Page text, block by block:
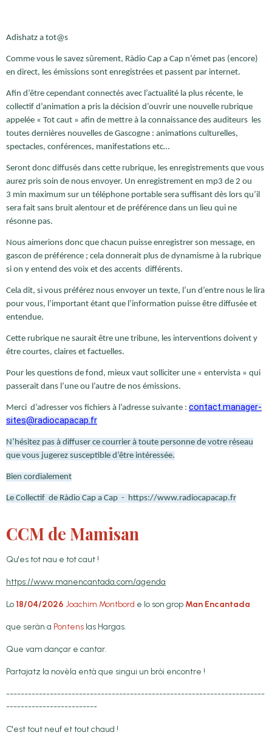
Adishatz a tot@s
Comme vous le savez sûrement, Ràdio Cap a Cap n’émet pas (encore)
en direct, les émissions sont enregistrées et passent par internet.
Afin d’être cependant connectés avec l’actualité la plus récente, le
collectif d’animation a pris la décision d’ouvrir une nouvelle rubrique
appelée « Tot caut » afin de mettre à la connaissance des auditeurs les
toutes dernières nouvelles de Gascogne : animations culturelles,
spectacles, conférences, manifestations etc…
Seront donc diffusés dans cette rubrique, les enregistrements que vous
aurez pris soin de nous envoyer. Un enregistrement en mp3 de 2 ou
3 min maximum sur un téléphone portable sera suffisant dès lors qu’il
sera fait sans bruit alentour et de préférence dans un lieu qui ne
résonne pas.
Nous aimerions donc que chacun puisse enregistrer son message, en
gascon de préférence ; cela donnerait plus de dynamisme à la rubrique
si on y entend des voix et des accents différents.
Cela dit, si vous préférez nous envoyer un texte, l’un d’entre nous le lira
pour vous, l’important étant que l’information puisse être diffusée et
entendue.
Cette rubrique ne saurait être une tribune, les interventions doivent y
être courtes, claires et factuelles.
Pour les questions de fond, mieux vaut solliciter une « entervista » qui
passerait dans l’une ou l’autre de nos émissions.
Merci d’adresser vos fichiers à l’adresse suivante : contact.manager-
sites@radiocapacap.fr
N’hésitez pas à diffuser ce courrier à toute personne de votre réseau
que vous jugerez susceptible d’être intéressée.
Bien cordialement
Le Collectif de Ràdio Cap a Cap - https://www.radiocapacap.fr
CCM de Mamisan
Qu'es tot nau e tot caut !
https://www.manencantada.com/agenda
Lo 18/04/2026 Joachim Montbord e lo son grop Man Encantada
que seràn a Pontens las Hargas.
Que vam dançar e cantar.
Partajatz la novèla entà que singui un bròi encontre !
-----------------------------------------------------------------------
-------------------------
C'est tout neuf et tout chaud !